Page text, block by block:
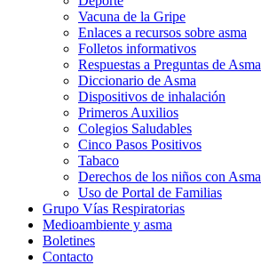
Vacuna de la Gripe
Enlaces a recursos sobre asma
Folletos informativos
Respuestas a Preguntas de Asma
Diccionario de Asma
Dispositivos de inhalación
Primeros Auxilios
Colegios Saludables
Cinco Pasos Positivos
Tabaco
Derechos de los niños con Asma
Uso de Portal de Familias
Grupo Vías Respiratorias
Medioambiente y asma
Boletines
Contacto